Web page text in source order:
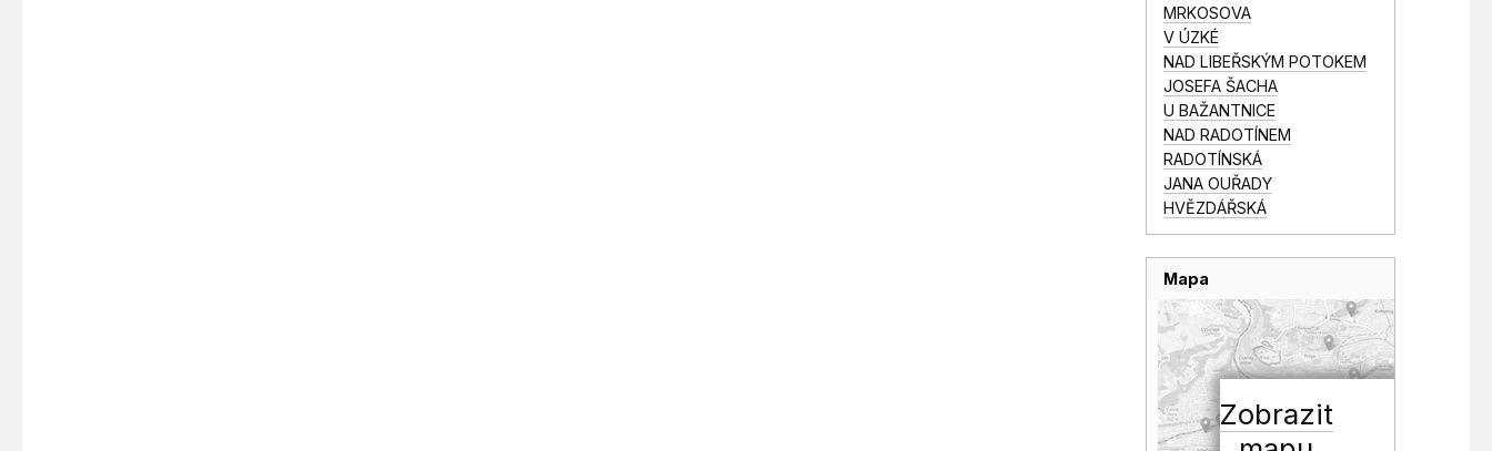
MRKOSOVA
V ÚZKÉ
NAD LIBEŘSKÝM POTOKEM
JOSEFA ŠACHA
U BAŽANTNICE
NAD RADOTÍNEM
RADOTÍNSKÁ
JANA OUŘADY
HVĚZDÁŘSKÁ
Mapa
Zobrazit